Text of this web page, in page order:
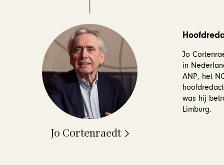
Jo Cortenraedt
Jo
in
ANP, het
was hij
Limburg.